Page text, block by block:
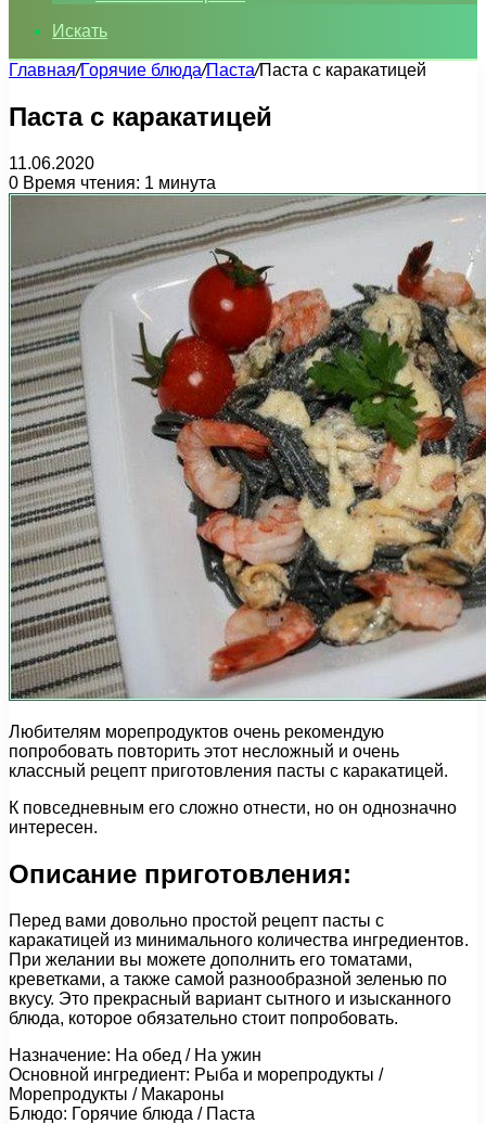
Искать
Главная/Горячие блюда/Паста/Паста с каракатицей
Паста с каракатицей
11.06.2020
0 Время чтения: 1 минута
Любителям морепродуктов очень рекомендую
попробовать повторить этот несложный и очень
классный рецепт приготовления пасты с каракатицей.
К повседневным его сложно отнести, но он однозначно
интересен.
Описание приготовления:
Перед вами довольно простой рецепт пасты с
каракатицей из минимального количества ингредиентов.
При желании вы можете дополнить его томатами,
креветками, а также самой разнообразной зеленью по
вкусу. Это прекрасный вариант сытного и изысканного
блюда, которое обязательно стоит попробовать.
Назначение: На обед / На ужин
Основной ингредиент: Рыба и морепродукты /
Морепродукты / Макароны
Блюдо: Горячие блюда / Паста